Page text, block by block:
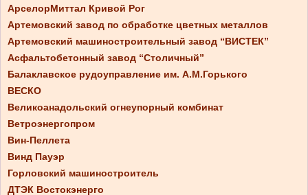
АрселорМиттал Кривой Рог
Артемовский завод по обработке цветных металлов
Артемовский машиностроительный завод “ВИСТЕК”
Асфальтобетонный завод “Столичный”
Балаклавское рудоуправление им. А.М.Горького
ВЕСКО
Великоанадольский огнеупорный комбинат
Ветроэнергопром
Вин-Пеллета
Винд Пауэр
Горловский машиностроитель
ДТЭК Востокэнерго